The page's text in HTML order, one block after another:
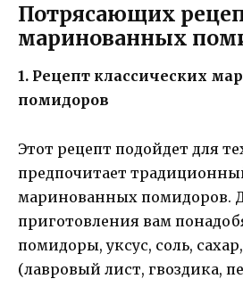
Потрясающих
маринованных
1. Рецепт классических
помидоров
Этот рецепт подойдет для
предпочитает
маринованных помидоров.
приготовления вам
помидоры, уксус, соль,
(лавровый лист, гвоздика,